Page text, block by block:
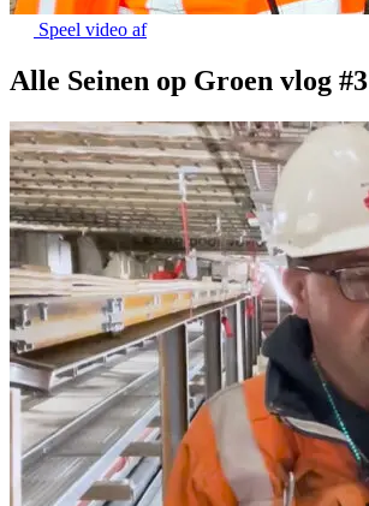
Speel video af
Alle Seinen op Groen vlog #3